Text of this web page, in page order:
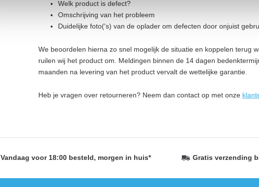
Welk product is defect?
Omschrijving van het probleem
Duidelijke foto('s) van de oplader om defecten door onjuist
We beoordelen hierna zo snel mogelijk de situatie en koppelen terug
ruilen wij het product om. Meldingen binnen de 14 dagen
maanden na levering van het product vervalt de wettelijke garantie.
Heb je vragen over retourneren? Neem dan contact op met onze
Vandaag voor 18:00 besteld, morgen in huis* Gratis verzending